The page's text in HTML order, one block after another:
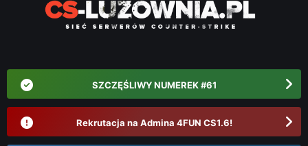
SZCZĘŚLIWY NUMEREK #61
Rekrutacja na Admina 4FUN CS1.6!